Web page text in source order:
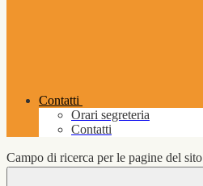
Contatti
Orari segreteria
Contatti
Campo di ricerca per le pagine del sito